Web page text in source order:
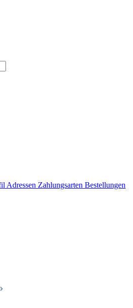
Adressen Zahlungsarten Bestellungen